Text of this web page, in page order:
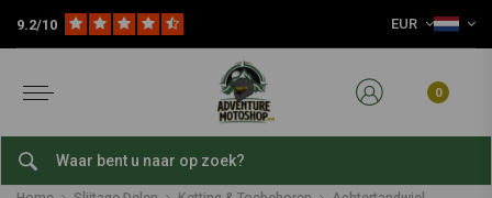
9.2/10 EUR
0
Achtertandwiel